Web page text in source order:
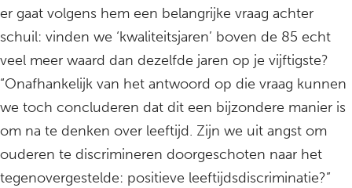
er gaat volgens hem een belangrijke vraag achter
schuil: vinden we ‘kwaliteitsjaren’ boven de 85 echt
veel meer waard dan dezelfde jaren op je vijftigste?
“Onafhankelijk van het antwoord op die vraag kunnen
we toch concluderen dat dit een bijzondere manier is
om na te denken over leeftijd. Zijn we uit angst om
ouderen te discrimineren doorgeschoten naar het
tegenovergestelde: positieve leeftijdsdiscriminatie?”